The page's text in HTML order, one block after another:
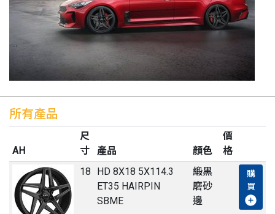
所有產品
AH
尺
寸
產品 顏色
價
格
18
HD 8X18 5X114.3
ET35 HAIRPIN
SBME
緞黑
磨砂
邊
購
買